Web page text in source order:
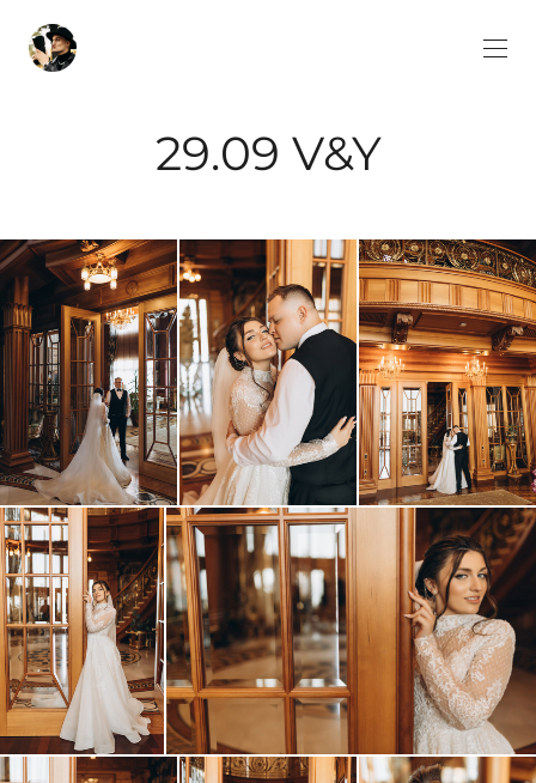
29.09 V&Y